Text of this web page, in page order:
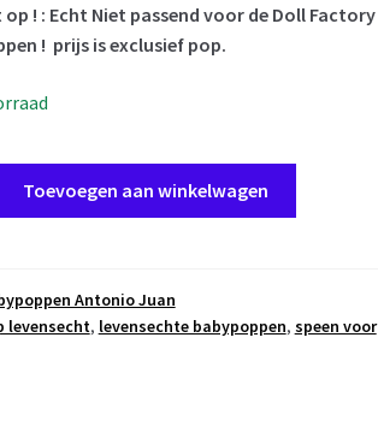
! : Echt Niet passend voor de Doll Factory
! prijs is exclusief pop.
Toevoegen aan winkelwagen
Antonio Juan
levensecht, levensechte babypoppen, speen voor